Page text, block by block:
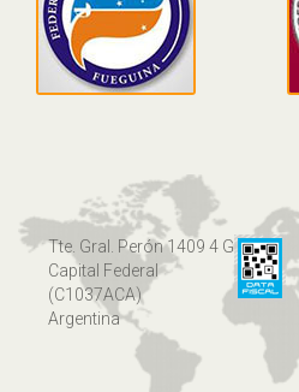
Tte. Gral. Perón 1409 4 G
Capital Federal
(C1037ACA)
Argentina